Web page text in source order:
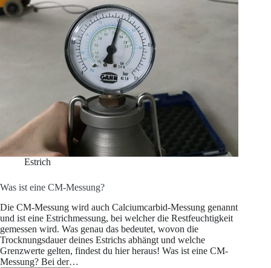
Estrich
Was ist eine CM-Messung?
Die CM-Messung wird auch Calciumcarbid-Messung genannt
und ist eine Estrichmessung, bei welcher die Restfeuchtigkeit
gemessen wird. Was genau das bedeutet, wovon die
Trocknungsdauer deines Estrichs abhängt und welche
Grenzwerte gelten, findest du hier heraus! Was ist eine CM-
Messung? Bei der…